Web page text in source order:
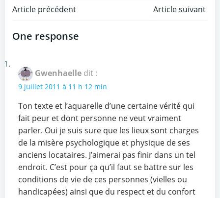
Post
navigation
Article précédent Article suivant
One response
Gwenhaelle dit :
9 juillet 2011 à 11 h 12 min
Ton texte et l’aquarelle d’une certaine vérité qui
fait peur et dont personne ne veut vraiment
parler. Oui je suis sure que les lieux sont charges
de la misère psychologique et physique de ses
anciens locataires. J’aimerai pas finir dans un tel
endroit. C’est pour ça qu’il faut se battre sur les
conditions de vie de ces personnes (vielles ou
handicapées) ainsi que du respect et du confort